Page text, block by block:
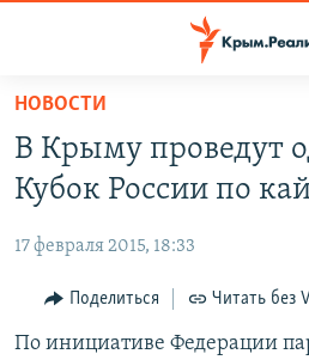
Вернуться
основному
содержанию
Вернутся
навигации
Вернутся
СПЕЦПРОЕКТЫ
КАРТА ВОЕННЫХ ОБЪЕКТОВ КРЫМА
11 ЛЕТ ОККУПАЦИИ КРЫМА. 11
ВОДА
ИСТОРИЯ
ЕЩЕ
ИНТЕРАКТИВ
РАДІО СВОБОДА
НОВОСТИ
В Крыму проведут
Кубок России по
17 февраля 2015, 18:33
Поделиться Читать без
По инициативе Федерации